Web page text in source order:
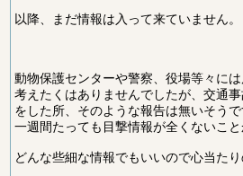
以降、まだ情報は入って来ていません。
動物保護センターや警察、役場等々には
考えたくはありませんでしたが、交通
をした所、そのような報告は無いそうで
一週間たっても目撃情報が全くないこ
どんな些細な情報でもいいので心当た